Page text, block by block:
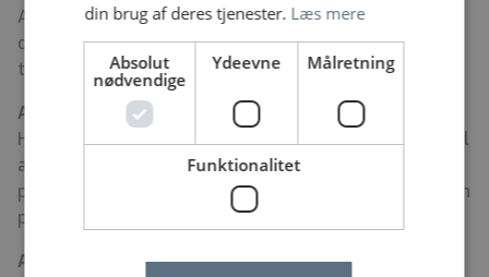
Ambulatoriet har åbent i dagtimerne mandag-fredag
og din arbejdstid vil derfor primært ligge i dette
tidsrum.
Ansøgningsprocedure
Hvis du vil vide mere om stillingen, er du velkommen til
at kontakte afdelingssygeplejerske Birgitte Dardecker
på tlf. 29 99 78 50 eller overlæge Charlotte Hechmann
på tlf. 38 64 31 68.
Ansøgningsfristen er den 30.6.2026.
din brug af deres tjenester. Læs mere
Absolut
nødvendige
Ydeevne Målretning
Funktionalitet